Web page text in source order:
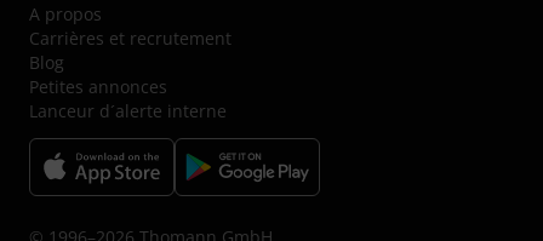
A propos
Carrières et recrutement
Blog
Petites annonces
Lanceur d´alerte interne